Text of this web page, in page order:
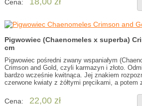
Cena:
Pigwowiec (Chaenomeles x superba)
cm
Pigwowiec pośredni zwany wspaniałym
Crimson and Gold, czyli karmazyn i złoto.
bardzo wcześnie kwitnąca. Jej znakiem
czerwone kwiaty z żółtymi pręcikami, a potem
Cena: 22,00 zł